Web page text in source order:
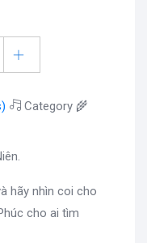
Category 🌾
hãy nhìn coi cho
cho ai tìm